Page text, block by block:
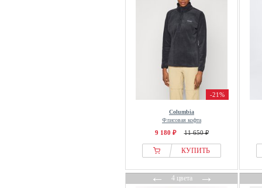
-21%
Columbia
Флисовая кофта
9 180 ₽ 11 650 ₽
КУПИТЬ
←4 цвета→